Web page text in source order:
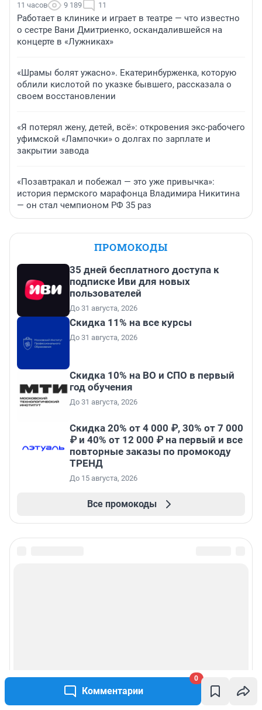
Комментарии
0
11 часов 9 189 11
Работает в клинике и играет в театре — что известно
о сестре Вани Дмитриенко, оскандалившейся на
концерте в «Лужниках»
«Шрамы болят ужасно». Екатеринбурженка, которую
облили кислотой по указке бывшего, рассказала о
своем восстановлении
«Я потерял жену, детей, всё»: откровения экс-рабочего
уфимской «Лампочки» о долгах по зарплате и
закрытии завода
«Позавтракал и побежал — это уже привычка»:
история пермского марафонца Владимира Никитина
— он стал чемпионом РФ 35 раз
ПРОМОКОДЫ
35 дней бесплатного доступа к
подписке Иви для новых
пользователей
До 31 августа, 2026
Скидка 11% на все курсы
До 31 августа, 2026
Скидка 10% на ВО и СПО в первый
год обучения
До 31 августа, 2026
Скидка 20% от 4 000 ₽, 30% от 7 000
₽ и 40% от 12 000 ₽ на первый и все
повторные заказы по промокоду
ТРЕНД
До 15 августа, 2026
Все промокоды